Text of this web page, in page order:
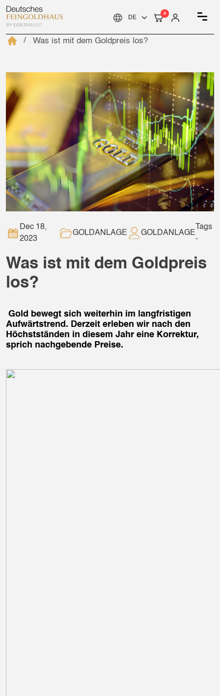
0
Was ist mit dem Goldpreis los?
Dec 18,
2023
GOLDANLAGE GOLDANLAGE
Tags
-
Was ist mit dem Goldpreis
los?
Gold bewegt sich weiterhin im langfristigen
Aufwärtstrend. Derzeit erleben wir nach den
Höchstständen in diesem Jahr eine Korrektur,
sprich nachgebende Preise.